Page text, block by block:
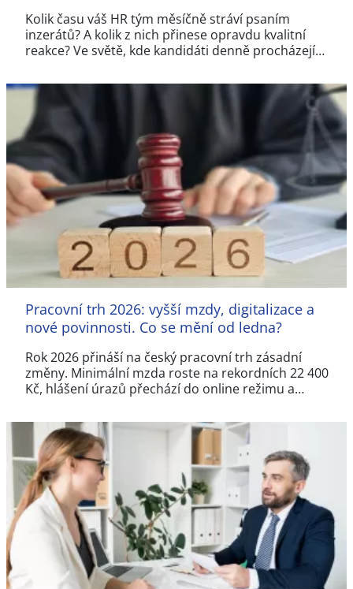
Kolik času váš HR tým měsíčně stráví psaním
inzerátů? A kolik z nich přinese opravdu kvalitní
reakce? Ve světě, kde kandidáti denně procházejí…
Pracovní trh 2026: vyšší mzdy, digitalizace a
nové povinnosti. Co se mění od ledna?
Rok 2026 přináší na český pracovní trh zásadní
změny. Minimální mzda roste na rekordních 22 400
Kč, hlášení úrazů přechází do online režimu a…